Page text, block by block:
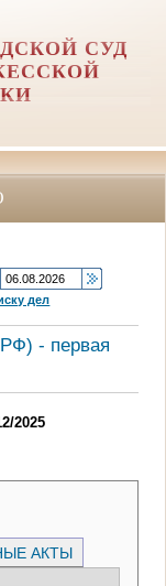
СУД
дел
- первая
2025
АКТЫ